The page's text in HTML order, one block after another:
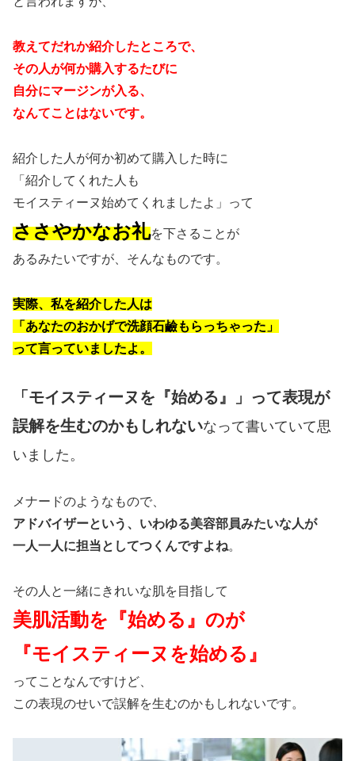
教えてだれか紹介したところで、
その人が何か購入するたびに
自分にマージンが入る、
なんてことはないです。
紹介した人が何か初めて購入した時に
「紹介してくれた人も
モイスティーヌ始めてくれましたよ」って
ささやかなお礼を下さることが
あるみたいですが、そんなものです。
実際、私を紹介した人は
「あなたのおかげで洗顔石鹼もらっちゃった」
って言っていましたよ。
「モイスティーヌを『始める』」って表現が
誤解を生むのかもしれないなって書いていて思
いました。
メナードのようなもので、
アドバイザーという、いわゆる美容部員みたいな人が
一人一人に担当としてつくんですよね。
その人と一緒にきれいな肌を目指して
美肌活動を『始める』のが
『モイスティーヌを始める』
ってことなんですけど、
この表現のせいで誤解を生むのかもしれないです。